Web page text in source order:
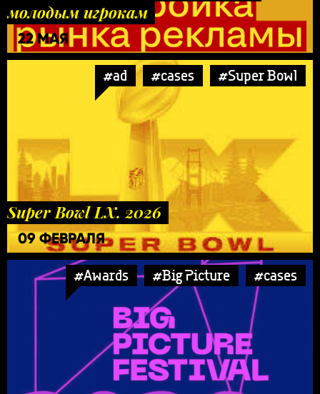
молодым игрокам
22 МАЯ
#ad #cases #Super Bowl
Super Bowl LX. 2026
09 ФЕВРАЛЯ
#Awards #Big Picture #cases